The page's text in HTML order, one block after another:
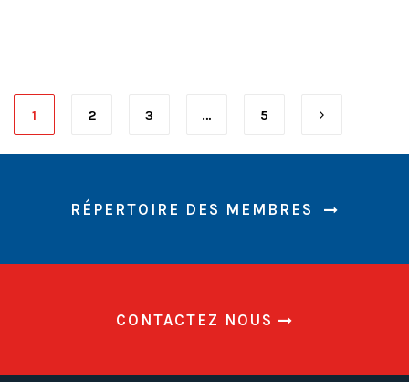
1 2 3 … 5
RÉPERTOIRE DES MEMBRES
CONTACTEZ NOUS